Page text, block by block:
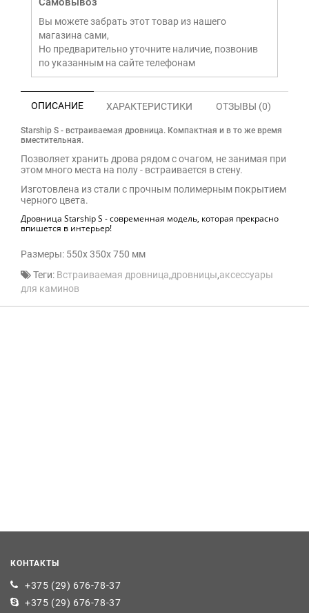
Вы можете забрать этот товар из нашего
магазина сами,
Но предварительно уточните наличие, позвонив
по указанным на сайте телефонам
ОПИСАНИЕ ХАРАКТЕРИСТИКИ ОТЗЫВЫ (0)
Starship S - встраиваемая дровница. Компактная и в то же время
вместительная.
Позволяет хранить дрова рядом с очагом, не занимая при
этом много места на полу - встраивается в стену.
Изготовлена из стали с прочным полимерным покрытием
черного цвета.
Дровница Starship S - современная модель, которая прекрасно
впишется в интерьер!
Размеры: 550х 350х 750 мм
Теги: Встраиваемая дровница,дровницы,аксессуары
для каминов
КОНТАКТЫ
+375 (29) 676-78-37
+375 (29) 676-78-37